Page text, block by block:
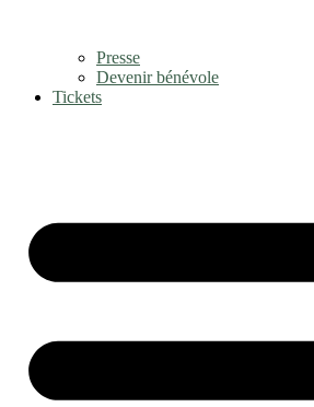
Presse
Devenir bénévole
Tickets